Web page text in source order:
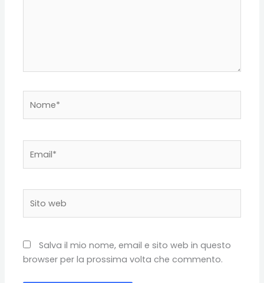
web
Salva il mio nome, email e sito web in questo
browser per la prossima volta che commento.